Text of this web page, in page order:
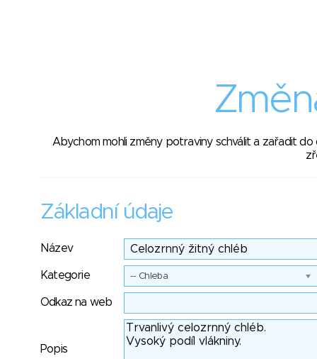
Abychom mohli změny potraviny schválit a zařadit
Základní údaje
Název
Kategorie -- Chleba
Odkaz na web
Popis